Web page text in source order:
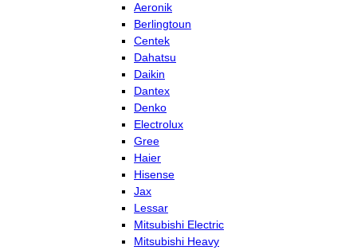
Aeronik
Berlingtoun
Centek
Dahatsu
Daikin
Dantex
Denko
Electrolux
Gree
Haier
Hisense
Jax
Lessar
Mitsubishi Electric
Mitsubishi Heavy